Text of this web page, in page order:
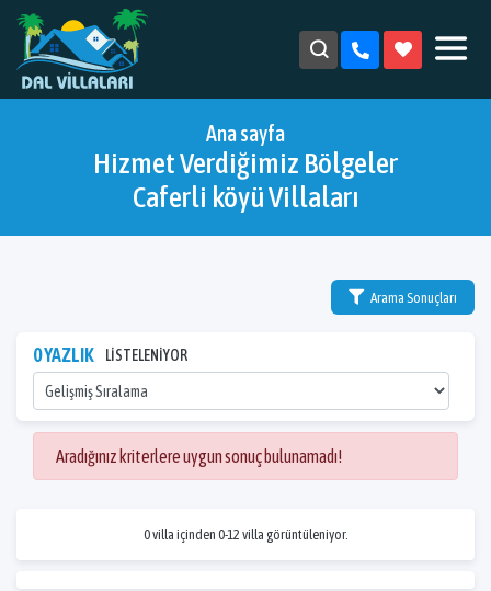
Ana sayfa
Hizmet Verdiğimiz Bölgeler
Caferli köyü Villaları
Arama Sonuçları
0 YAZLIK LİSTELENİYOR
Aradığınız kriterlere uygun sonuç bulunamadı!
0 villa içinden 0-12 villa görüntüleniyor.